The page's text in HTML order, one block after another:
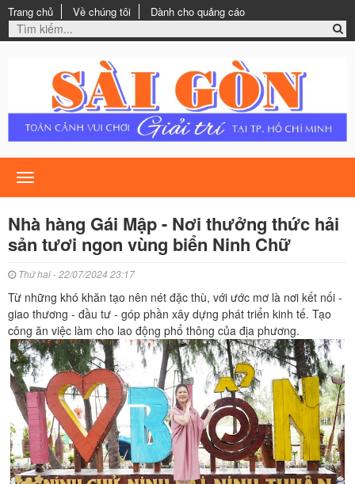
Trang chủ Về chúng tôi Dành cho quảng cáo
Toggle
navigation
Nhà hàng Gái Mập - Nơi thưởng thức hải
sản tươi ngon vùng biển Ninh Chữ
Thứ hai - 22/07/2024 23:17
Từ những khó khăn tạo nên nét đặc thù, với ước mơ là nơi kết nối -
giao thương - đầu tư - góp phần xây dựng phát triển kinh tế. Tạo
công ăn việc làm cho lao động phổ thông của địa phương.